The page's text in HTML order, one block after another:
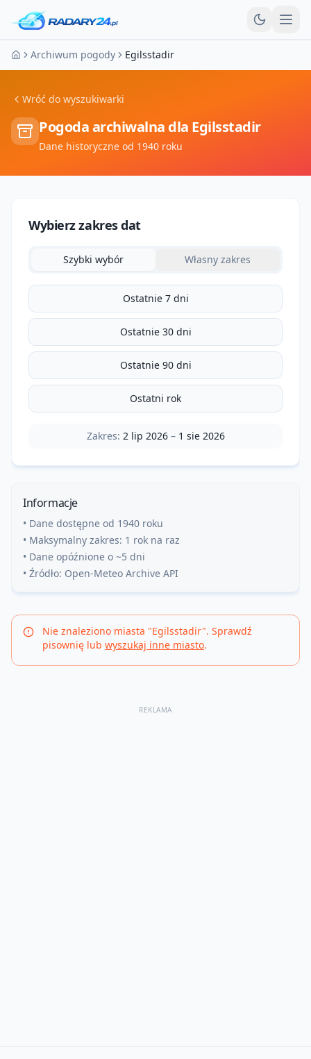
Strona główna
Archiwum pogody Egilsstadir
Wróć do wyszukiwarki
Pogoda archiwalna dla Egilsstadir
Dane historyczne od 1940 roku
Wybierz zakres dat
Szybki wybór Własny zakres
Ostatnie 7 dni
Ostatnie 30 dni
Ostatnie 90 dni
Ostatni rok
Zakres: 2 lip 2026– 1 sie 2026
Informacje
• Dane dostępne od 1940 roku
• Maksymalny zakres: 1 rok na raz
• Dane opóźnione o ~5 dni
• Źródło: Open-Meteo Archive API
Nie znaleziono miasta "Egilsstadir". Sprawdź
pisownię lub wyszukaj inne miasto.
REKLAMA